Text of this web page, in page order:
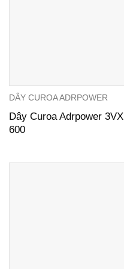
DÂY CUROA ADRPOWER
Dây Curoa Adrpower 3VX
600